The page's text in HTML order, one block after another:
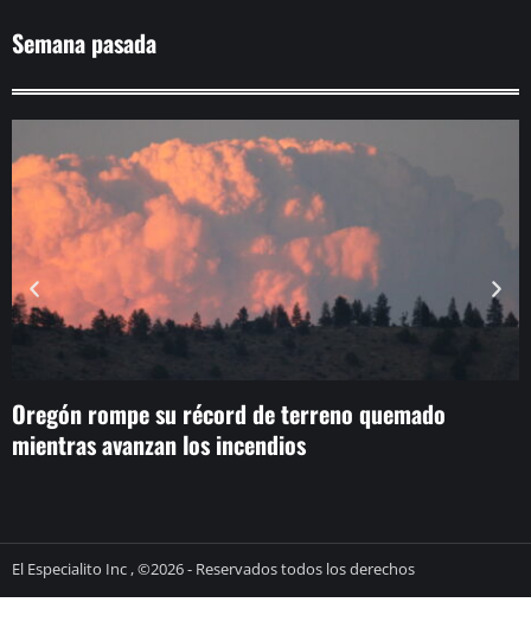
Semana pasada
Oregón rompe su récord de terreno quemado
mientras avanzan los incendios
El Especialito Inc , ©2026 - Reservados todos los derechos